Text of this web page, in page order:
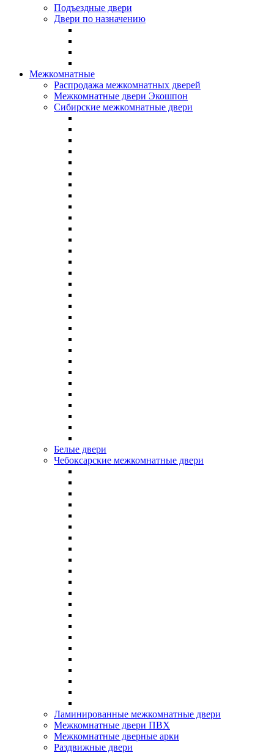
Подъездные двери
Двери по назначению
Межкомнатные
Распродажа межкомнатных дверей
Межкомнатные двери Экошпон
Сибирские межкомнатные двери
Белые двери
Чебоксарские межкомнатные двери
Ламинированные межкомнатные двери
Межкомнатные двери ПВХ
Межкомнатные дверные арки
Раздвижные двери